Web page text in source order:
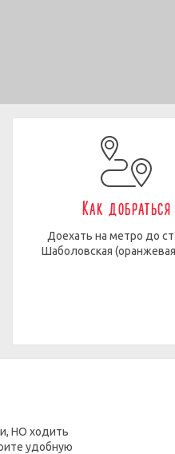
Как добраться
Доехать на метро до
Шаболовская
НО ходить
удобную